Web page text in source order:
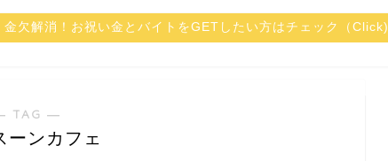
金欠解消！お祝い金とバイトをGETしたい方はチェック（Click)
TAG ―
ーンカフェ